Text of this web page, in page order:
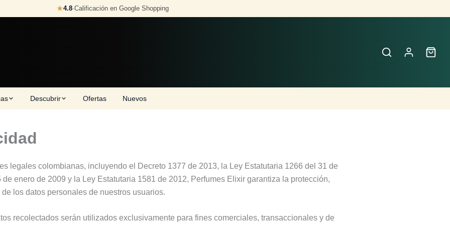
★4.8·Calificación en Google Shopping
Descubrir Ofertas Nuevos
legales colombianas, incluyendo el Decreto 1377 de 2013, la Ley Estatutaria 1266 del 31 de
enero de 2009 y la Ley Estatutaria 1581 de 2012, Perfumes Elixir garantiza la protección,
los datos personales de nuestros usuarios.
recolectados serán utilizados exclusivamente para fines comerciales, transaccionales y de